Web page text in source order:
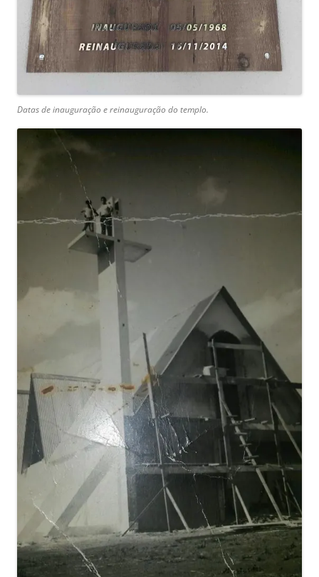
Datas de inauguração e reinauguração do templo.